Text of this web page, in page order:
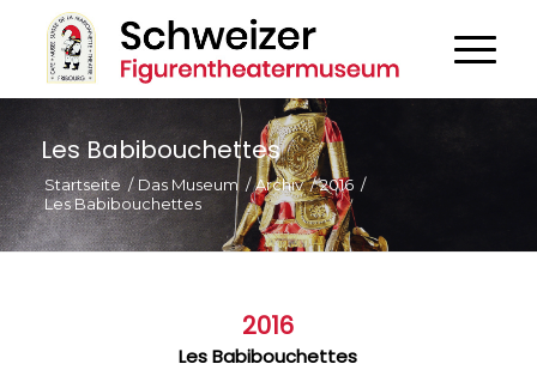
Les Babibouchettes
Startseite / Das Museum / Archiv / 2016 /
Les Babibouchettes
2016
Les Babibouchettes